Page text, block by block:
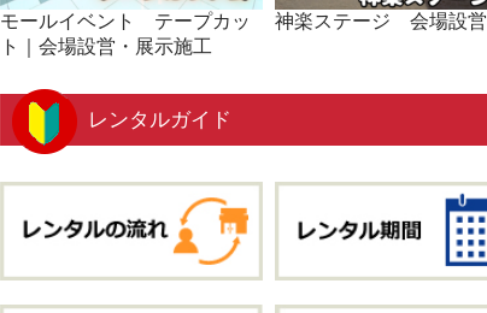
モールイベント テープカッ
ト｜会場設営・展示施工
神楽ステージ 会場設営
レンタルガイド